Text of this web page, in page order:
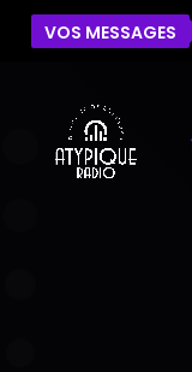
VOS MESSAGES
POUR LA BONNE